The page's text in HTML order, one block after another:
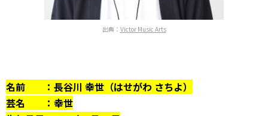
出典： Victor Music Arts
名前 ：長谷川 幸世（はせがわ さちよ）
芸名 ：幸世